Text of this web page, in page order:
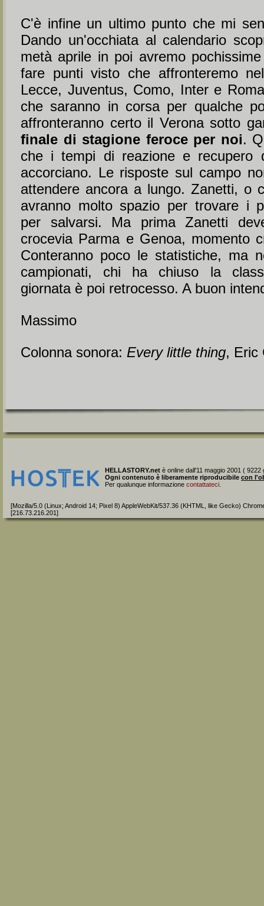
C'è infine un ultimo punto che mi
Dando un'occhiata al calendario
metà aprile in poi avremo
fare punti visto che affronteremo
Lecce, Juventus, Como, Inter e
che saranno in corsa per qualche
affronteranno certo il Verona sotto
finale di stagione feroce per noi.
che i tempi di reazione e recupero
accorciano. Le risposte sul campo
attendere ancora a lungo. Zanetti, o
avranno molto spazio per trovare i
per salvarsi. Ma prima Zanetti
crocevia Parma e Genoa, momento
Conteranno poco le statistiche, ma
campionati, chi ha chiuso la
giornata è poi retrocesso. A buon
Massimo
Colonna sonora: Every little thing, Eric
HELLASTORY.net è online dall'11 maggio 2001 ( 9222
Ogni contenuto è liberamente riproducibile con
Per qualunque informazione contattateci
[Mozilla/5.0 (Linux; Android 14; Pixel 8) AppleWebKit/537.36 (KHTML, like Gecko)
[216.73.216.201]